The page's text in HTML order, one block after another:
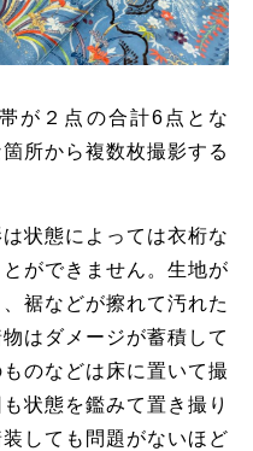
が２点の合計6点とな
所から複数枚撮影する
状態によっては衣桁な
ができません。生地が
裾などが擦れて汚れた
はダメージが蓄積して
のなどは床に置いて撮
状態を鑑みて置き撮り
しても問題がないほど